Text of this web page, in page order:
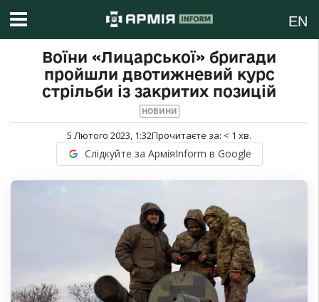
EN
Воїни «Лицарської» бригади
пройшли двотижневий курс
стрільби із закритих позицій
НОВИНИ
5 Лютого 2023, 1:32Прочитаєте за: < 1 хв.
Слідкуйте за АрміяInform в Google